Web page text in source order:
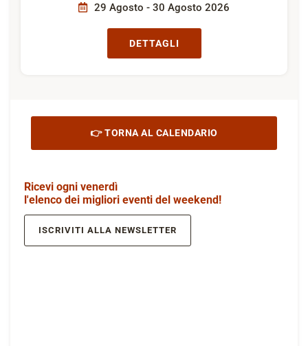
29 Agosto - 30 Agosto 2026
DETTAGLI
👉 TORNA AL CALENDARIO
Ricevi ogni venerdì
l'elenco dei migliori eventi del weekend!
ISCRIVITI ALLA NEWSLETTER